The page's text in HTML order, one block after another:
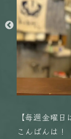
【毎週金曜日
こんばんは！